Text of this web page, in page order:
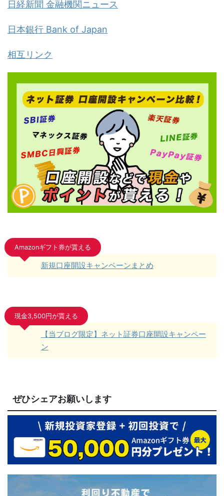
日経新聞 金融機関ニュース
日本銀行 Bank of Japan
相互リンク
Amazonギフト券が貰える
新規口座開設キャンペーンまとめ
現金3,500円が貰える
【当ブログ限定】ネット証券口座開設キャンペー
ン
ぜひシェアお願いします